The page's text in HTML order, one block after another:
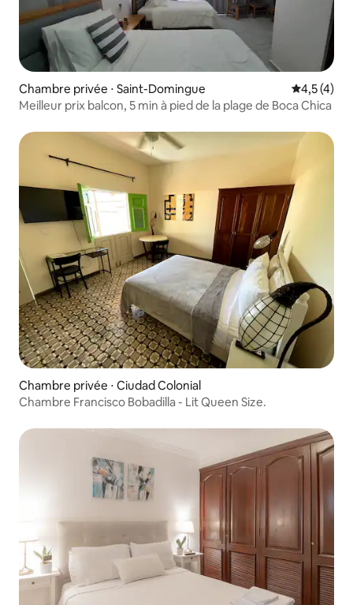
Chambre privée ⋅ Saint-Domingue Évaluation
4,5 (4)
Meilleur prix balcon, 5 min à pied de la plage de Boca Chica
Chambre privée ⋅ Ciudad Colonial
Chambre Francisco Bobadilla - Lit Queen Size.